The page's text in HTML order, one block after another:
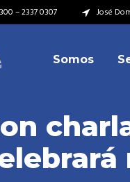
– 2337 0307 José
Somos
Video Institucional
Video Institucional
Misión – Visión
Valores